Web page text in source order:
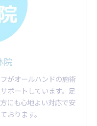
院
がオールハンドの施術
ポートしています。足
にも心地よい対応で安
おります。